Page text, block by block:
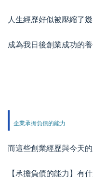
人生經歷好似被壓縮了幾
成為我日後創業成功的養
企業承擔負債的能力
而這些創業經歷與今天
【承擔負債的能力】有